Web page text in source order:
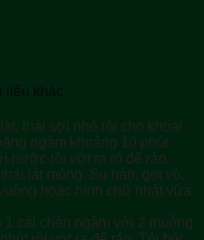
khác
thái sợi nhỏ rồi cho khoai
ngâm khoảng 10 phút.
nước rồi vớt ra rổ để ráo.
lát mỏng. Su hào, gọt vỏ,
hoặc hình chữ nhật vừa
1 cái chén ngâm với 2 muỗng